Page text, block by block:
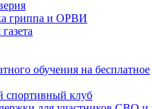
гриппа и ОРВИ
обучения на бесплатное
спортивный клуб